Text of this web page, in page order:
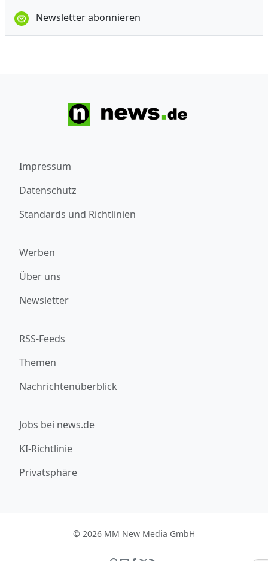
Newsletter abonnieren
Impressum
Datenschutz
Standards und Richtlinien
Werben
Über uns
Newsletter
RSS-Feeds
Themen
Nachrichtenüberblick
Jobs bei news.de
KI-Richtlinie
Privatsphäre
© 2026 MM New Media GmbH